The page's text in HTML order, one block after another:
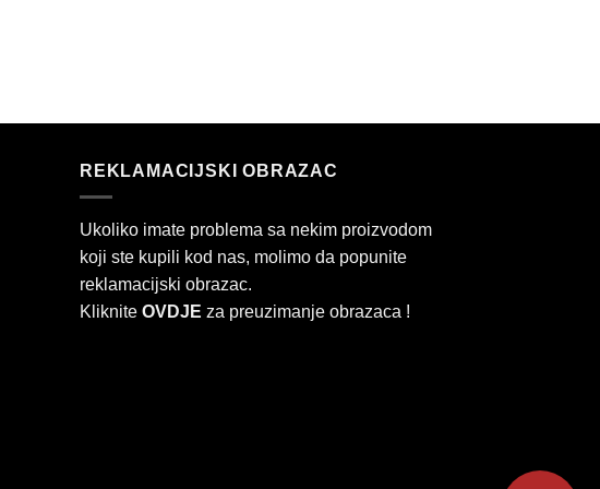
REKLAMACIJSKI OBRAZAC
Ukoliko imate problema sa nekim proizvodom
koji ste kupili kod nas, molimo da popunite
reklamacijski obrazac.
Kliknite OVDJE za preuzimanje obrazaca !